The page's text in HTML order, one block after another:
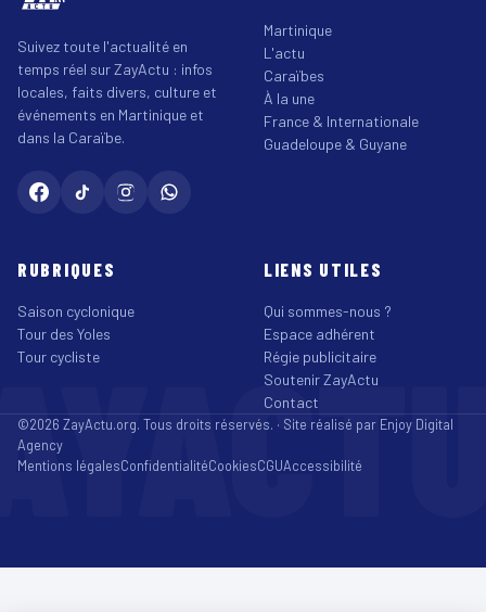
Suivez toute l'actualité en
temps réel sur ZayActu : infos
locales, faits divers, culture et
événements en Martinique et
dans la Caraïbe.
Martinique
L'actu
Caraïbes
À la une
France & Internationale
Guadeloupe & Guyane
RUBRIQUES
Saison cyclonique
Tour des Yoles
Tour cycliste
LIENS UTILES
Qui sommes-nous ?
Espace adhérent
Régie publicitaire
Soutenir ZayActu
Contact
©2026 ZayActu.org. Tous droits réservés. · Site réalisé par Enjoy Digital
Agency
Mentions légalesConfidentialitéCookiesCGUAccessibilité